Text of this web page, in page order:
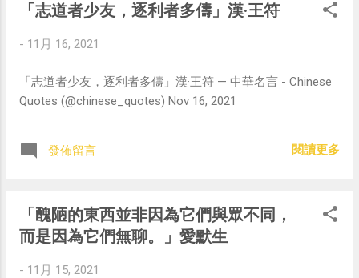
「志道者少友，逐利者多儔」漢·王符
- 11月 16, 2021
「志道者少友，逐利者多儔」漢·王符 — 中華名言 - Chinese
Quotes (@chinese_quotes) Nov 16, 2021
發佈留言 閱讀更多
「醜陋的東西並非因為它們與眾不同，
而是因為它們無聊。」愛默生
- 11月 15, 2021